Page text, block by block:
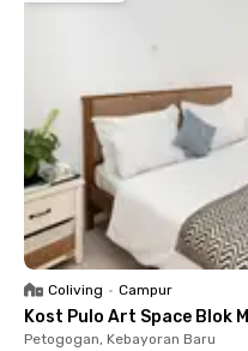
Coliving • Campur
Kost Pulo Art Space Blok M
Petogogan, Kebayoran Baru